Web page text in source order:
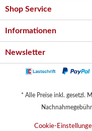
Shop Service
Informationen
Newsletter
* Alle Preise inkl. gesetzl.
Cookie-